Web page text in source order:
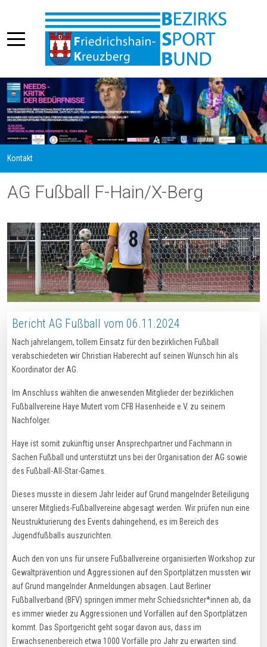
Kontakt
AG Fußball F-Hain/X-Berg
Bericht AG Fußball vom 06.11.2024
Nach jahrelangem, tollem Einsatz für den bezirklichen Fußball
verabschiedeten wir Christian Haberecht auf seinen Wunsch hin als
Koordinator der AG.
Im Anschluss wählten die anwesenden Mitglieder der bezirklichen
Fußballvereine Haye Mutert vom CFB Hasenheide e.V. zu seinem
Nachfolger.
Haye ist somit zukünftig unser Ansprechpartner und Fachmann in
Sachen Fußball und unterstützt uns bei der Organisation der AG sowie
des Fußball-All-Star-Games.
Dieses musste in diesem Jahr leider auf Grund mangelnder Beteiligung
unserer Mitglieds-Fußballvereine abgesagt werden. Wir prüfen nun eine
Neustrukturierung des Events dahingehend, es im Bereich des
Jugendfußballs auszurichten.
Auch den von uns für unsere Fußballvereine organisierten Workshop zur
Gewaltprävention und Aggressionen auf den Sportplätzen mussten wir
auf Grund mangelnder Anmeldungen absagen. Laut Berliner
Fußballverband (BFV) springen immer mehr Schiedsrichter*innen ab, da
es immer wieder zu Aggressionen und Vorfällen auf den Sportplätzen
kommt. Das Sportgericht geht sogar davon aus, dass im
Erwachsenenbereich etwa 1000 Vorfälle pro Jahr zu erwarten sind.